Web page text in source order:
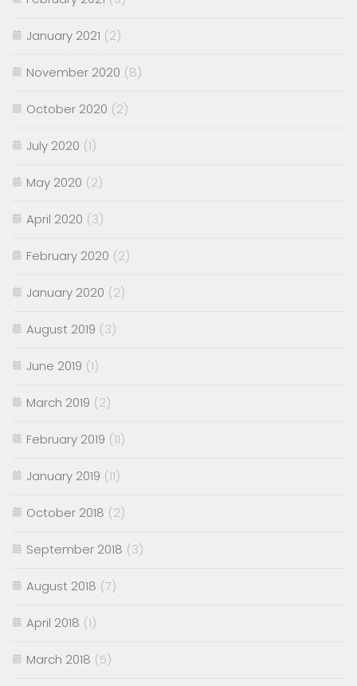
January 2021 (2)
November 2020 (8)
October 2020 (2)
July 2020 (1)
May 2020 (2)
April 2020 (3)
February 2020 (2)
January 2020 (2)
August 2019 (3)
June 2019 (1)
March 2019 (2)
February 2019 (11)
January 2019 (11)
October 2018 (2)
September 2018 (3)
August 2018 (7)
April 2018 (1)
March 2018 (5)